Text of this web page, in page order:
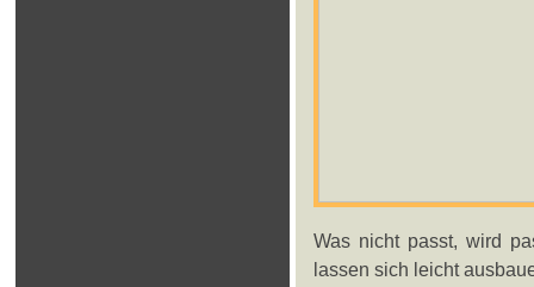
Was nicht passt, wird
lassen sich leicht